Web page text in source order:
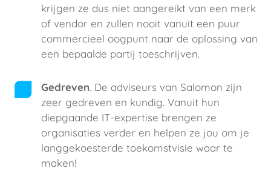
krijgen ze dus niet aangereikt van een merk
of vendor en zullen nooit vanuit een puur
commercieel oogpunt naar de oplossing van
een bepaalde partij toeschrijven.
Gedreven. De adviseurs van Salomon zijn
zeer gedreven en kundig. Vanuit hun
diepgaande IT-expertise brengen ze
organisaties verder en helpen ze jou om je
langgekoesterde toekomstvisie waar te
maken!